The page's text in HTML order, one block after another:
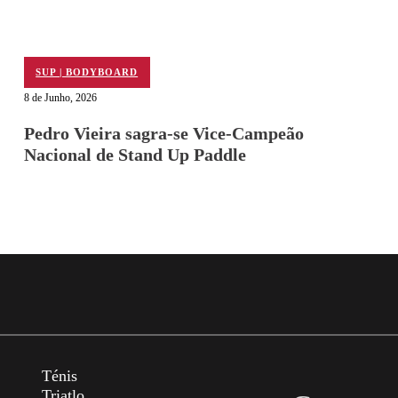
SUP | BODYBOARD
8 de Junho, 2026
Pedro Vieira sagra-se Vice-Campeão
Nacional de Stand Up Paddle
Ténis